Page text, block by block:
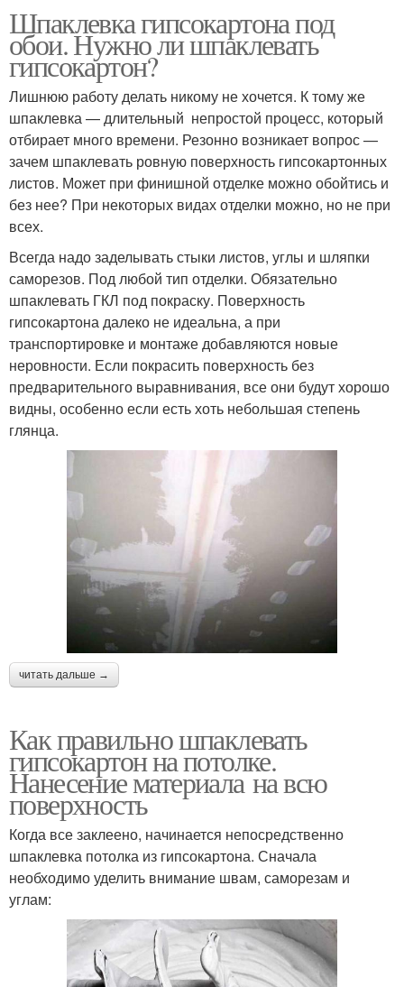
Шпаклевка гипсокартона под
обои. Нужно ли шпаклевать
гипсокартон?
Лишнюю работу делать никому не хочется. К тому же
шпаклевка — длительный непростой процесс, который
отбирает много времени. Резонно возникает вопрос —
зачем шпаклевать ровную поверхность гипсокартонных
листов. Может при финишной отделке можно обойтись и
без нее? При некоторых видах отделки можно, но не при
всех.
Всегда надо заделывать стыки листов, углы и шляпки
саморезов. Под любой тип отделки. Обязательно
шпаклевать ГКЛ под покраску. Поверхность
гипсокартона далеко не идеальна, а при
транспортировке и монтаже добавляются новые
неровности. Если покрасить поверхность без
предварительного выравнивания, все они будут хорошо
видны, особенно если есть хоть небольшая степень
глянца.
читать дальше →
Как правильно шпаклевать
гипсокартон на потолке.
Нанесение материала на всю
поверхность
Когда все заклеено, начинается непосредственно
шпаклевка потолка из гипсокартона. Сначала
необходимо уделить внимание швам, саморезам и
углам: